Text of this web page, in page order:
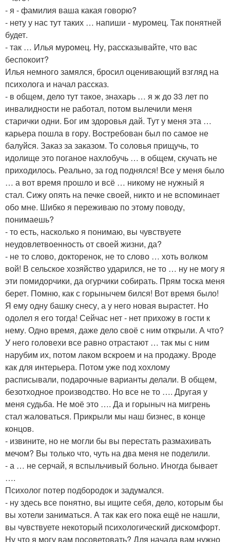
- я - фамилия ваша какая говорю?
- нету у нас тут таких … напиши - муромец. Так понятней
будет.
- так … Илья муромец. Ну, рассказывайте, что вас
беспокоит?
Илья немного замялся, бросил оценивающий взгляд на
психолога и начал рассказ.
- в общем, дело тут такое, знахарь … я ж до 33 лет по
инвалидности не работал, потом вылечили меня
старички одни. Бог им здоровья дай. Тут у меня эта …
карьера пошла в гору. Востребован был по самое не
балуйся. Заказ за заказом. То соловья прищучь, то
идолище это поганое нахлобучь … в общем, скучать не
приходилось. Реально, за год поднялся! Все у меня было
… а вот время прошло и всё … никому не нужный я
стал. Сижу опять на печке своей, никто и не вспоминает
обо мне. Шибко я переживаю по этому поводу,
понимаешь?
- то есть, насколько я понимаю, вы чувствуете
неудовлетвоенность от своей жизни, да?
- не то слово, докторенок, не то слово … хоть волком
вой! В сельское хозяйство ударился, не то … ну не могу я
эти помидорчики, да огурчики собирать. Прям тоска меня
берет. Помню, как с горынычем бился! Вот время было!
Я ему одну башку снесу, а у него новая вырастет. Но
одолел я его тогда! Сейчас нет - нет прихожу в гости к
нему. Одно время, даже дело своё с ним открыли. А что?
У него головехи все равно отрастают … так мы с ним
нарубим их, потом лаком вскроем и на продажу. Вроде
как для интерьера. Потом уже под хохлому
расписывали, подарочные варианты делали. В общем,
безотходное производство. Но все не то …. Другая у
меня судьба. Не моё это …. Да и горыныч на мигрень
стал жаловаться. Прикрыли мы наш бизнес, в конце
концов.
- извините, но не могли бы вы перестать размахивать
мечом? Вы только что, чуть на два меня не поделили.
- а … не серчай, я вспыльчивый больно. Иногда бывает
….
Психолог потер подбородок и задумался.
- ну здесь все понятно, вы ищите себя, дело, которым бы
вы хотели заниматься. А так как его пока ещё не нашли,
вы чувствуете некоторый психологический дискомфорт.
Ну что я могу вам посоветовать? Для начала вам нужно